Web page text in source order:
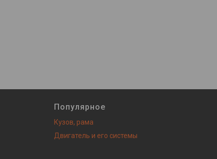
Популярное
Кузов, рама
Двигатель и его системы